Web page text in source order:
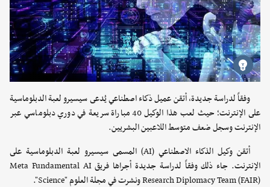
وفقاً لدراسة جديدة، أتقن عميل ذكاء اصطناعي يُدعى سيسيرو لعبة الدبلوماسية
على الإنترنت؛ حيث لعب هذا الوكيل 40 مباراة سريعة في دوري دبلوماسي عبر
الإنترنت وسجل ضعف متوسط اللاعبين البشريين.
أتقن وكيل الذكاء الاصطناعي (AI) المسمى سيسيرو لعبة الدبلوماسية على
الإنترنت. جاء ذلك وفقاً لدراسة جديدة أجراها فريق Meta Fundamental AI
Research Diplomacy Team (FAIR) ونشرت في مجلة العلوم "Science".